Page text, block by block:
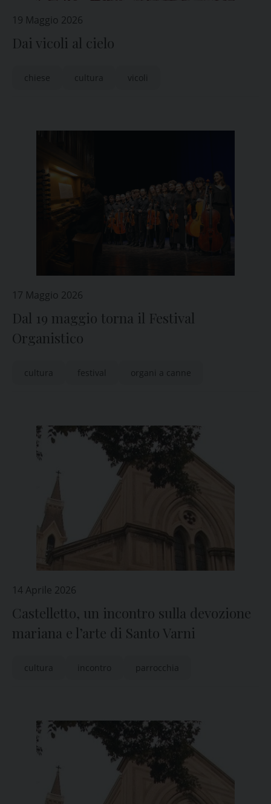
19 Maggio 2026
Dai vicoli al cielo
chiese cultura vicoli
17 Maggio 2026
Dal 19 maggio torna il Festival
Organistico
cultura festival organi a canne
14 Aprile 2026
Castelletto, un incontro sulla devozione
mariana e l’arte di Santo Varni
cultura incontro parrocchia